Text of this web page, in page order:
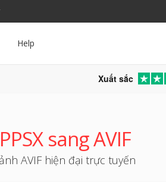
Help
Xuất sắc
sang AVIF
AVIF hiện đại trực tuyến